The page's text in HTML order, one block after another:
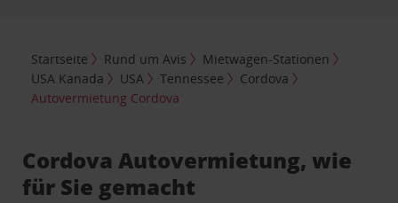
Startseite Rund um Avis
Mietwagen-Stationen
USA Kanada
USA Tennessee
Cordova
Autovermietung Cordova
Cordova Autovermietung, wie
für Sie gemacht